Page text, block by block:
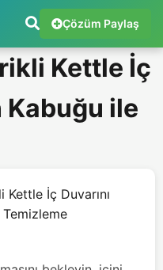
Çözüm Paylaş
Kettle İç
Kabuğu ile
Kettle İç Duvarını